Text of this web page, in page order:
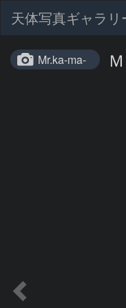
天体写真ギャラリ
Mr.ka-ma-